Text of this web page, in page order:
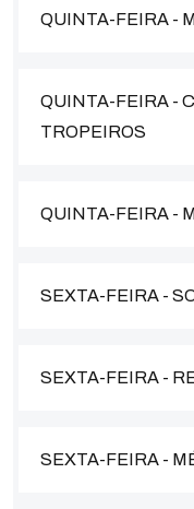
QUINTA-FEIRA -
QUINTA-FEIRA -
TROPEIROS
QUINTA-FEIRA -
SEXTA-FEIRA -
SEXTA-FEIRA -
SEXTA-FEIRA -